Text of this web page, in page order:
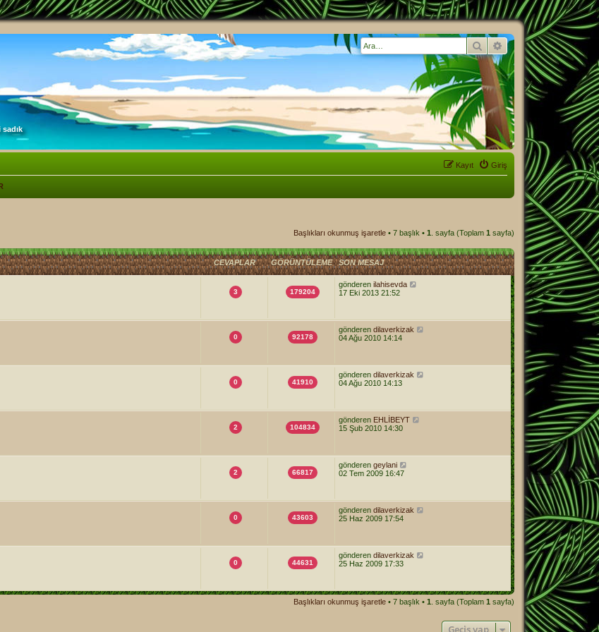
Ara Gelişmiş arama
Giriş
Kayıt
Başlıkları okunmuş işaretle • 7 başlık • 1 . sayfa (Toplam 1 sayfa)
CEVAPLAR GÖRÜNTÜLEME SON MESAJ
3 179204
gönderen ilahisevda
17 Eki 2013 21:52
0 92178
gönderen dilaverkizak
04 Ağu 2010 14:14
0 41910
gönderen dilaverkizak
04 Ağu 2010 14:13
2 104834
gönderen EHLİBEYT
15 Şub 2010 14:30
2 66817
gönderen geylani
02 Tem 2009 16:47
0 43603
gönderen dilaverkizak
25 Haz 2009 17:54
0 44631
gönderen dilaverkizak
25 Haz 2009 17:33
Başlıkları okunmuş işaretle • 7 başlık • 1 . sayfa (Toplam 1 sayfa)
Geçiş yap